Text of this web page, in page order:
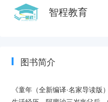
智程教育
图书简介
《童年（全新编译·名家导读